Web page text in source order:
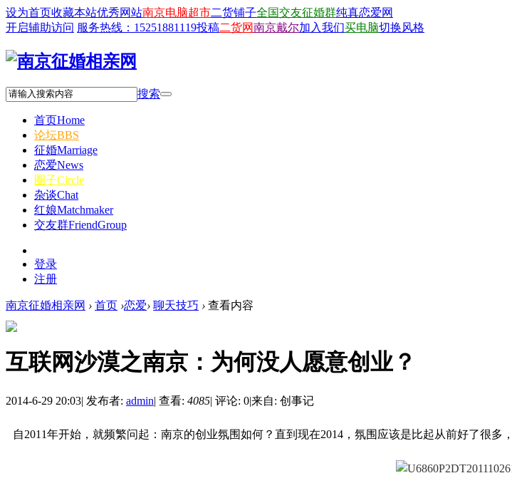
设为首页收藏本站优秀网站南京电脑超市二货铺子全国交友征婚群纯真恋爱网
开启辅助访问 服务热线：15251881119投稿二货网南京戴尔加入我们买电脑切换风格
搜索
首页Home
论坛BBS
征婚Marriage
恋爱News
圈子Circle
杂谈Chat
红娘Matchmaker
交友群FriendGroup
登录
注册
南京征婚相亲网 › 首页 ›恋爱› 聊天技巧 › 查看内容
互联网沙漠之南京：为何没人愿意创业？
2014-6-29 20:03| 发布者: admin| 查看: 4085| 评论: 0|来自: 创事记
自2011年开始，就频繁问起：南京的创业氛围如何？直到现在2014，氛围应该是比起从前好了很